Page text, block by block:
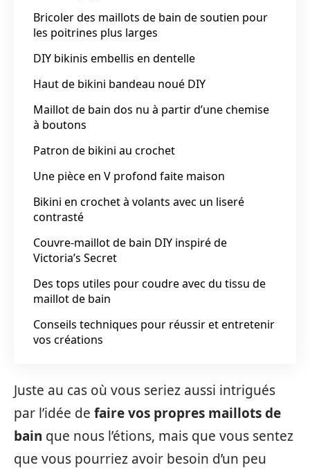
Bricoler des maillots de bain de soutien pour
les poitrines plus larges
DIY bikinis embellis en dentelle
Haut de bikini bandeau noué DIY
Maillot de bain dos nu à partir d’une chemise
à boutons
Patron de bikini au crochet
Une pièce en V profond faite maison
Bikini en crochet à volants avec un liseré
contrasté
Couvre-maillot de bain DIY inspiré de
Victoria’s Secret
Des tops utiles pour coudre avec du tissu de
maillot de bain
Conseils techniques pour réussir et entretenir
vos créations
Juste au cas où vous seriez aussi intrigués
par l’idée de faire vos propres maillots de
bain que nous l’étions, mais que vous sentez
que vous pourriez avoir besoin d’un peu